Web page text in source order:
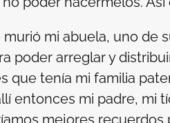
murió mi abuela, uno de
poder arreglar y
que tenía mi familia
entonces mi padre, mi
mejores recuerdos